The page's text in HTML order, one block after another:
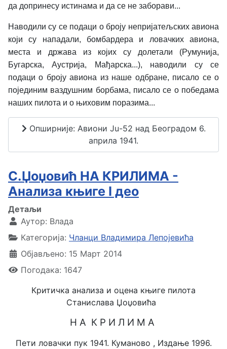
да допринесу истинама и да се не заборави...
Наводили су се подаци о броју непријатељских авиона
који су нападали, бомбардера и ловачких авиона,
места и држава из којих су долетали (Румунија,
Бугарска, Аустрија, Мађарска...), наводили су се
подаци о броју авиона из наше одбране, писало се о
појединим ваздушним борбама, писало се о победама
наших пилота и о њиховим поразима...
Опширније: Авиони Ju-52 над Београдом 6.
априла 1941.
С.Џоџовић НА КРИЛИМА -
Анализа књиге I део
Детаљи
Аутор: Влада
Категорија: Чланци Владимира Лепојевића
Објављено: 15 Март 2014
Погодака: 1647
Критичка анализа и оцена књиге пилота
Станислава Џоџовића
Н А К Р И Л И М А
Пети ловачки пук 1941. Куманово , Издање 1996.